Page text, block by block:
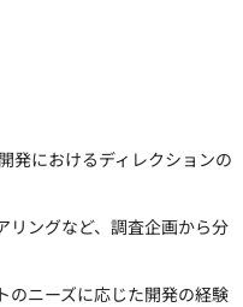
発におけるディレクションの
リングなど、調査企画から分
のニーズに応じた開発の経験